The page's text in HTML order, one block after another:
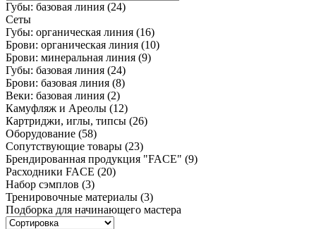
Губы: базовая линия (24)
Сеты
Губы: органическая линия (16)
Брови: органическая линия (10)
Брови: минеральная линия (9)
Губы: базовая линия (24)
Брови: базовая линия (8)
Веки: базовая линия (2)
Камуфляж и Ареолы (12)
Картриджи, иглы, типсы (26)
Оборудование (58)
Сопутствующие товары (23)
Брендированная продукция "FACE" (9)
Расходники FACE (20)
Набор сэмплов (3)
Тренировочные материалы (3)
Подборка для начинающего мастера